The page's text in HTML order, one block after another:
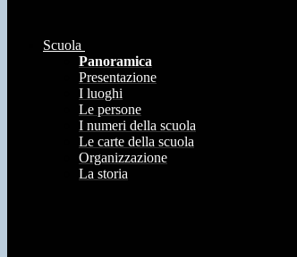
Scuola
Panoramica
Presentazione
I luoghi
Le persone
I numeri della scuola
Le carte della scuola
Organizzazione
La storia